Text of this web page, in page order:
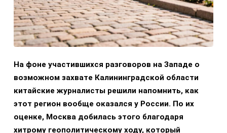
На фоне участившихся разговоров на Западе о
возможном захвате Калининградской области
китайские журналисты решили напомнить, как
этот регион вообще оказался у России. По их
оценке, Москва добилась этого благодаря
хитрому геополитическому ходу, который